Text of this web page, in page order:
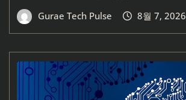
Gurae Tech Pulse 8월 7, 2026